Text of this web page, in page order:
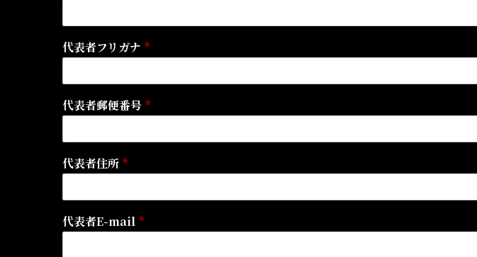
代表者フリガナ *
代表者郵便番号 *
代表者住所 *
代表者E-mail *